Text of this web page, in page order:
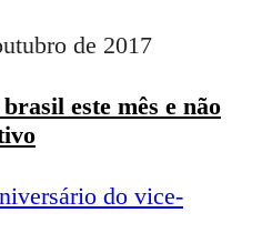
de 2017
este mês e não